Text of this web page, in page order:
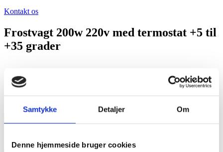
Samtykke Detaljer Om
Denne hjemmeside bruger cookies
Kontakt os
Frostvagt 200w 220v med termostat +5 til
+35 grader
Effektiv Elvarmer som er velegnet til at holde båden garagen
1102130
Antal